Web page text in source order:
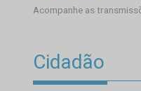
Acompanhe as
Cidadão